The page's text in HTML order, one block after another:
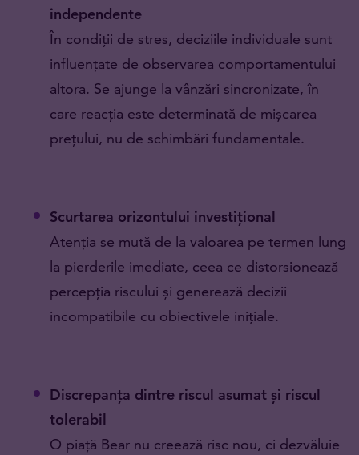
independente
În condiții de stres, deciziile individuale sunt
influențate de observarea comportamentului
altora. Se ajunge la vânzări sincronizate, în
care reacția este determinată de mișcarea
prețului, nu de schimbări fundamentale.
Scurtarea orizontului investițional
Atenția se mută de la valoarea pe termen lung
la pierderile imediate, ceea ce distorsionează
percepția riscului și generează decizii
incompatibile cu obiectivele inițiale.
Discrepanța dintre riscul asumat și riscul
tolerabil
O piață Bear nu creează risc nou, ci dezvăluie